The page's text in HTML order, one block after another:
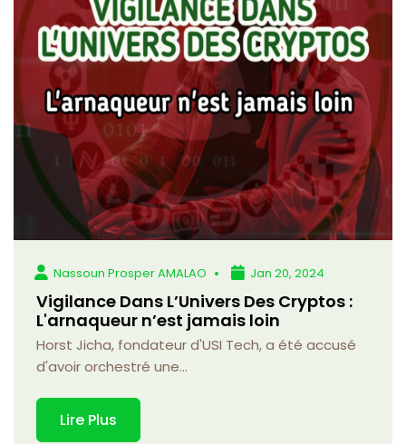
Nassoun Prosper AMALAO Jan 20, 2024
Vigilance Dans L’Univers Des Cryptos :
L'arnaqueur n’est jamais loin
Horst Jicha, fondateur d'USI Tech, a été accusé
d'avoir orchestré une...
Lire Plus